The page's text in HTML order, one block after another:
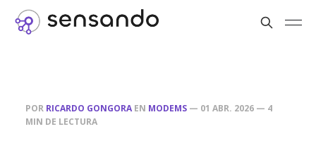
POR RICARDO GONGORA EN MODEMS — 01 ABR. 2026 — 4
MIN DE LECTURA